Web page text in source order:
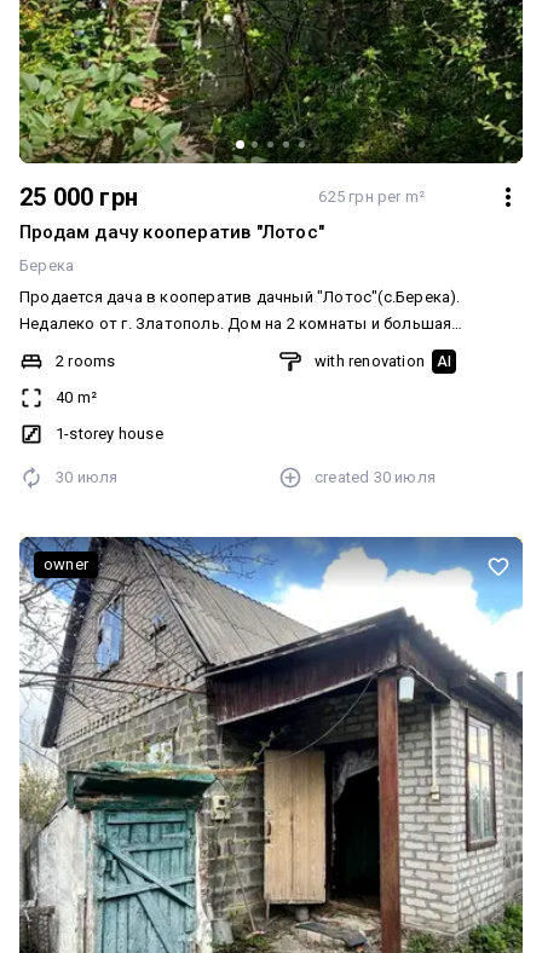
25 000 грн 625 грн per m²
Продам дачу кооператив "Лотос"
Берека
Продается дача в кооператив дачный "Лотос"(с.Берека).
Недалеко от г. Златополь. Дом на 2 комнаты и большая
веранда. Частично с мебелью. Небольшие хозпостройки. Сад.
Есть участок под огород им не пользовались долгое время. Все
вопросы по телефону. В доме имеется печь дровяная.
Додатково: Меблювання: Так
2 rooms
40 m²
1-storey house
with renovation AI
30 июля created 30 июля
owner